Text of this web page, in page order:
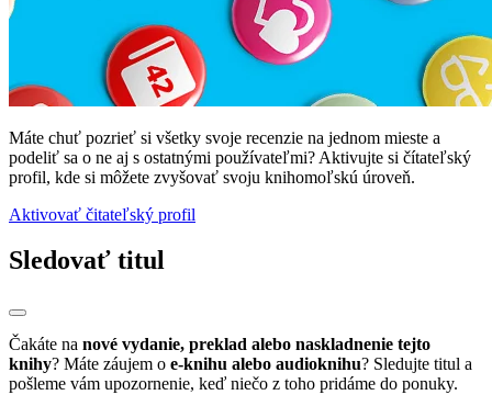
Máte chuť pozrieť si všetky svoje recenzie na jednom mieste a
podeliť sa o ne aj s ostatnými používateľmi? Aktivujte si čítateľský
profil, kde si môžete zvyšovať svoju knihomoľskú úroveň.
Aktivovať čitateľský profil
Sledovať titul
Čakáte na nové vydanie, preklad alebo naskladnenie tejto
knihy? Máte záujem o e-knihu alebo audioknihu? Sledujte titul a
pošleme vám upozornenie, keď niečo z toho pridáme do ponuky.